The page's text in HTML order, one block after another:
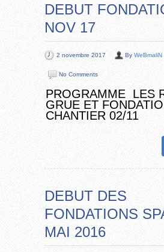
DEBUT
NOV 17
2 novembre 2017 By WeBmaliN
No Comments
PROGRAMME LES
GRUE ET
CHANTIER 02/11
DEBUT DES
FONDATIONS
MAI 2016